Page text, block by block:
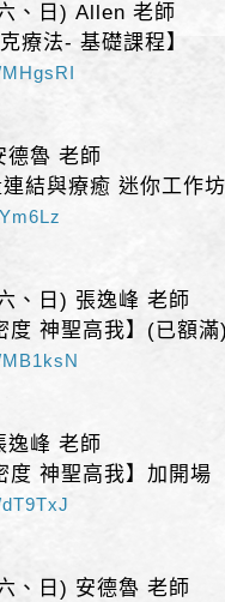
、日) Allen 老師
療法- 基礎課程】
魯 老師
連結與療癒 迷你工作
、日) 張逸峰 老師
度 神聖高我】(已額
峰 老師
度 神聖高我】加開場
、日) 安德魯 老師